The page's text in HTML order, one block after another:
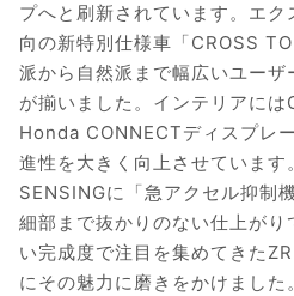
プへと刷新されています。エ
向の新特別仕様車「CROSS
派から自然派まで幅広いユー
が揃いました。インテリアに
Honda CONNECTディスプレ
進性を大きく向上させていま
SENSINGに「急アクセル抑制
細部まで抜かりのない仕上が
い完成度で注目を集めてきた
にその魅力に磨きをかけました。